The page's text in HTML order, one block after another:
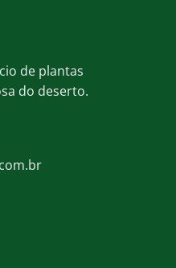
de plantas
do deserto.